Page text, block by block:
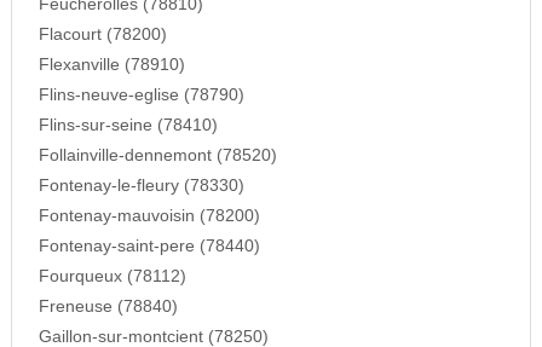
Feucherolles (78810)
Flacourt (78200)
Flexanville (78910)
Flins-neuve-eglise (78790)
Flins-sur-seine (78410)
Follainville-dennemont (78520)
Fontenay-le-fleury (78330)
Fontenay-mauvoisin (78200)
Fontenay-saint-pere (78440)
Fourqueux (78112)
Freneuse (78840)
Gaillon-sur-montcient (78250)